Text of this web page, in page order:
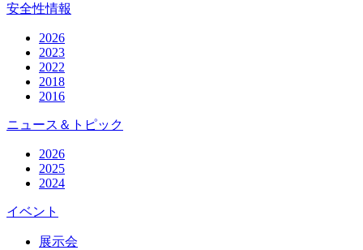
安全性情報
2026
2023
2022
2018
2016
ニュース＆トピック
2026
2025
2024
イベント
展示会